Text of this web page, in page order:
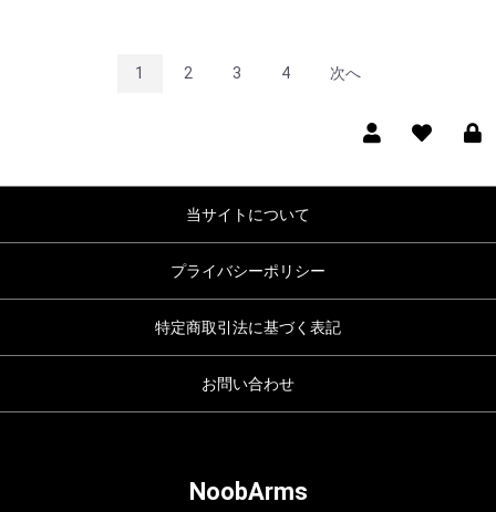
1 2 3 4 次へ
当サイトについて
プライバシーポリシー
特定商取引法に基づく表記
お問い合わせ
NoobArms